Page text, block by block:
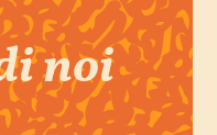
noi